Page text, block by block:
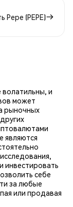
Pepe (PEPE)
и
может
рыночных
являются
инвестировать
себе
за любые
или продавая